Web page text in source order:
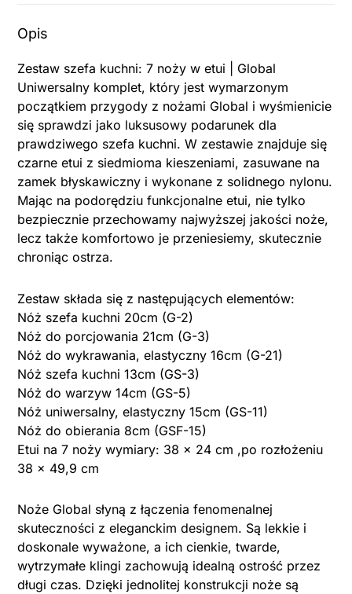
Opis
Zestaw szefa kuchni: 7 noży w etui | Global
Uniwersalny komplet, który jest wymarzonym
początkiem przygody z nożami Global i wyśmienicie
się sprawdzi jako luksusowy podarunek dla
prawdziwego szefa kuchni. W zestawie znajduje się
czarne etui z siedmioma kieszeniami, zasuwane na
zamek błyskawiczny i wykonane z solidnego nylonu.
Mając na podorędziu funkcjonalne etui, nie tylko
bezpiecznie przechowamy najwyższej jakości noże,
lecz także komfortowo je przeniesiemy, skutecznie
chroniąc ostrza.
Zestaw składa się z następujących elementów:
Nóż szefa kuchni 20cm (G-2)
Nóż do porcjowania 21cm (G-3)
Nóż do wykrawania, elastyczny 16cm (G-21)
Nóż szefa kuchni 13cm (GS-3)
Nóż do warzyw 14cm (GS-5)
Nóż uniwersalny, elastyczny 15cm (GS-11)
Nóż do obierania 8cm (GSF-15)
Etui na 7 noży wymiary: 38 x 24 cm ,po rozłożeniu
38 x 49,9 cm
Noże Global słyną z łączenia fenomenalnej
skuteczności z eleganckim designem. Są lekkie i
doskonale wyważone, a ich cienkie, twarde,
wytrzymałe klingi zachowują idealną ostrość przez
długi czas. Dzięki jednolitej konstrukcji noże są